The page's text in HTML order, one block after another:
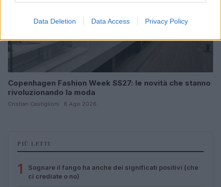
Data Deletion Data Access Privacy Policy
Copenhagen Fashion Week SS27: le novità che stanno
rivoluzionando la moda
Cristian Castiglioni · 8 Ago 2026
PIÙ LETTI
1
Sognare il fango ha anche dei significati positivi (che
ci crediate o no)